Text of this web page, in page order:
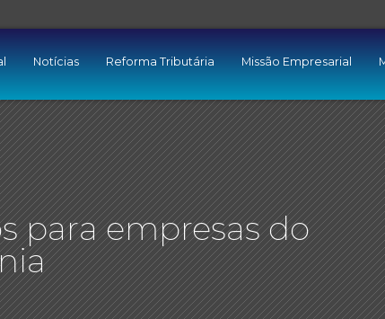
Notícias Reforma Tributária Missão Empresarial
para empresas do